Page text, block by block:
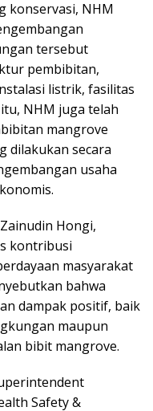
konservasi, NHM
tersebut
pembibitan,
listrik, fasilitas
NHM juga telah
mangrove
dilakukan secara
usaha
Hongi,
kontribusi
masyarakat
bahwa
dampak positif, baik
maupun
bibit mangrove.
Safety &